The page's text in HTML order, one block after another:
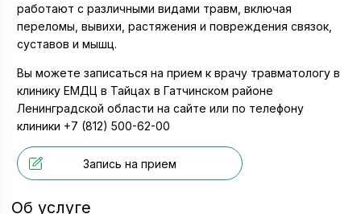
работают с различными видами травм, включая
переломы, вывихи, растяжения и повреждения связок,
суставов и мышц.
Вы можете записаться на прием к врачу травматологу в
клинику ЕМДЦ в Тайцах в Гатчинском районе
Ленинградской области на сайте или по телефону
клиники +7 (812) 500-62-00
Запись на прием
Об услуге